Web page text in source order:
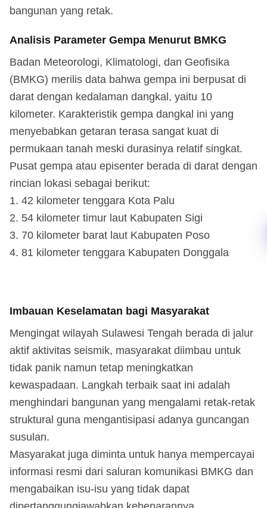
bangunan yang retak.
Analisis Parameter Gempa Menurut BMKG
Badan Meteorologi, Klimatologi, dan Geofisika
(BMKG) merilis data bahwa gempa ini berpusat di
darat dengan kedalaman dangkal, yaitu 10
kilometer. Karakteristik gempa dangkal ini yang
menyebabkan getaran terasa sangat kuat di
permukaan tanah meski durasinya relatif singkat.
Pusat gempa atau episenter berada di darat dengan
rincian lokasi sebagai berikut:
42 kilometer tenggara Kota Palu
54 kilometer timur laut Kabupaten Sigi
70 kilometer barat laut Kabupaten Poso
81 kilometer tenggara Kabupaten Donggala
Imbauan Keselamatan bagi Masyarakat
Mengingat wilayah Sulawesi Tengah berada di jalur
aktif aktivitas seismik, masyarakat diimbau untuk
tidak panik namun tetap meningkatkan
kewaspadaan. Langkah terbaik saat ini adalah
menghindari bangunan yang mengalami retak-retak
struktural guna mengantisipasi adanya guncangan
susulan.
Masyarakat juga diminta untuk hanya mempercayai
informasi resmi dari saluran komunikasi BMKG dan
mengabaikan isu-isu yang tidak dapat